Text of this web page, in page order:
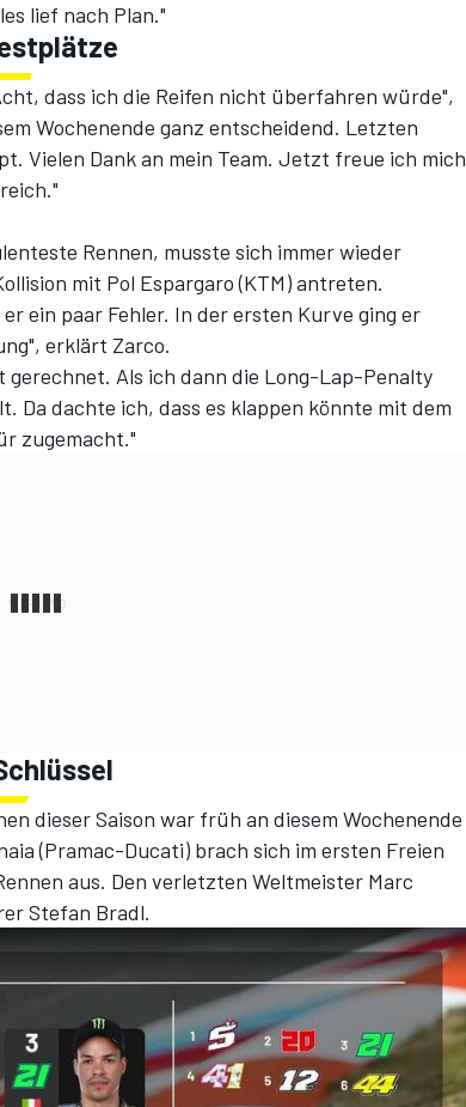
lief nach Plan."
dass ich die Reifen nicht überfahren würde",
Wochenende ganz entscheidend. Letzten
Vielen Dank an mein Team. Jetzt freue ich mich
Rennen, musste sich immer wieder
mit Pol Espargaro (KTM) antreten.
ein paar Fehler. In der ersten Kurve ging er
erklärt Zarco.
Als ich dann die Long-Lap-Penalty
Da dachte ich, dass es klappen könnte mit dem
zugemacht."
dieser Saison war früh an diesem Wochenende
(Pramac-Ducati) brach sich im ersten Freien
aus. Den verletzten Weltmeister Marc
Stefan Bradl.